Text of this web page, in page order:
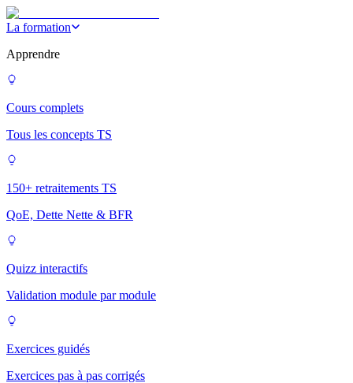
La formation
Apprendre
Cours complets
Tous les concepts TS
150+ retraitements TS
QoE, Dette Nette & BFR
Quizz interactifs
Validation module par module
Exercices guidés
Exercices pas à pas corrigés